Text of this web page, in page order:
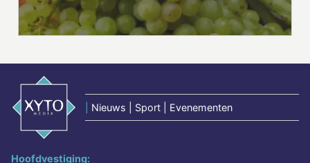
Nieuws | Sport | Evenementen
Hoofdvestiging: